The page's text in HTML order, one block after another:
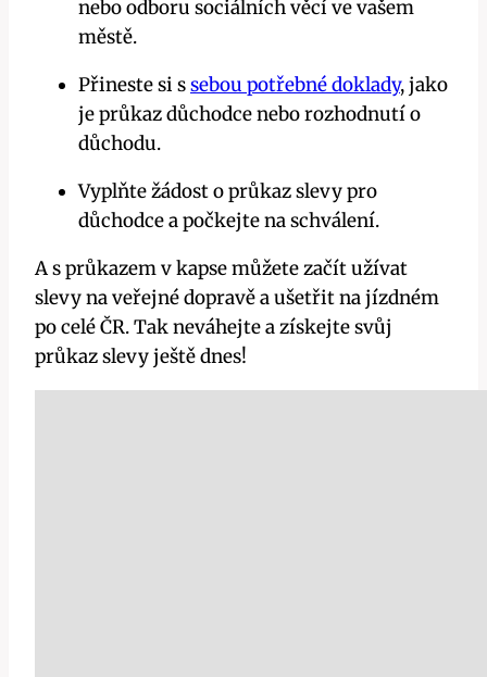
nebo odboru sociálních věcí ve vašem
městě.
Přineste si ​ssebou potřebné doklady, jako
je‍ průkaz‌ důchodce nebo rozhodnutí o‌
důchodu.
Vyplňte žádost o průkaz slevy pro​
důchodce a počkejte na schválení.
A s průkazem v kapse můžete⁢ začít užívat
slevy na veřejné dopravě a ušetřit na jízdném‍
po celé ČR. Tak neváhejte ⁣a získejte svůj
průkaz ‌slevy ještě dnes!